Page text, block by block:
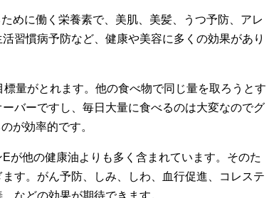
めに働く栄養素で、美肌、美髪、うつ予防、アレ
習慣病予防など、健康や美容に多くの効果があり
量がとれます。他の食べ物で同じ量を取ろうとす
バーですし、毎日大量に食べるのは大変なのでグ
が効率的です。
が他の健康油よりも多く含まれています。そのた
す。がん予防、しみ、しわ、血行促進、コレステ